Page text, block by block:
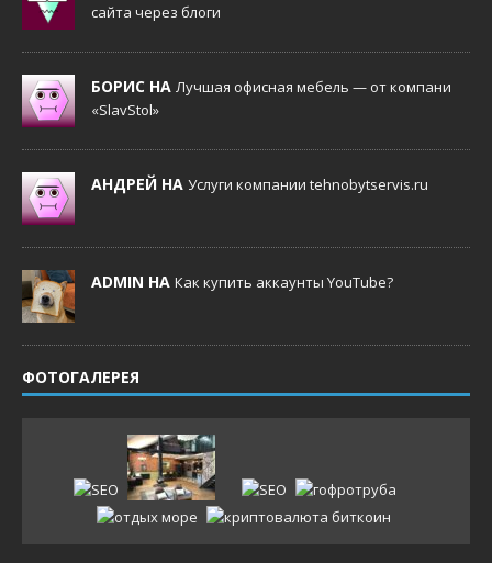
сайта через блоги
БОРИС НА Лучшая офисная мебель — от компани
«SlavStol»
АНДРЕЙ НА Услуги компании tehnobytservis.ru
ADMIN НА Как купить аккаунты YouTube?
ФОТОГАЛЕРЕЯ